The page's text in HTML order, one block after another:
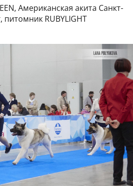
Американская акита Санкт-
питомник RUBYLIGHT